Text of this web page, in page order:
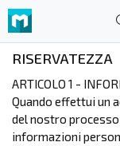
RISERVATEZZA
ARTICOLO 1 -
Quando effettui un
del nostro
informazioni